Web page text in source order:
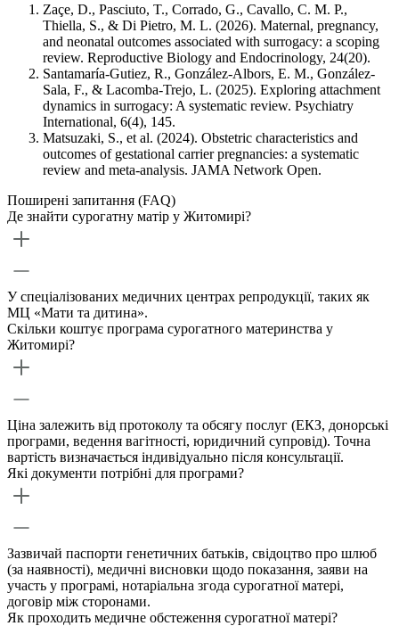
Zaçe, D., Pasciuto, T., Corrado, G., Cavallo, C. M. P.,
Thiella, S., & Di Pietro, M. L. (2026). Maternal, pregnancy,
and neonatal outcomes associated with surrogacy: a scoping
review. Reproductive Biology and Endocrinology, 24(20).
Santamaría-Gutiez, R., González-Albors, E. M., González-
Sala, F., & Lacomba-Trejo, L. (2025). Exploring attachment
dynamics in surrogacy: A systematic review. Psychiatry
International, 6(4), 145.
Matsuzaki, S., et al. (2024). Obstetric characteristics and
outcomes of gestational carrier pregnancies: a systematic
review and meta-analysis. JAMA Network Open.
Поширені запитання (FAQ)
Де знайти сурогатну матір у Житомирі?
У спеціалізованих медичних центрах репродукції, таких як
МЦ «Мати та дитина».
Скільки коштує програма сурогатного материнства у
Житомирі?
Ціна залежить від протоколу та обсягу послуг (ЕКЗ, донорські
програми, ведення вагітності, юридичний супровід). Точна
вартість визначається індивідуально після консультації.
Які документи потрібні для програми?
Зазвичай паспорти генетичних батьків, свідоцтво про шлюб
(за наявності), медичні висновки щодо показання, заяви на
участь у програмі, нотаріальна згода сурогатної матері,
договір між сторонами.
Як проходить медичне обстеження сурогатної матері?